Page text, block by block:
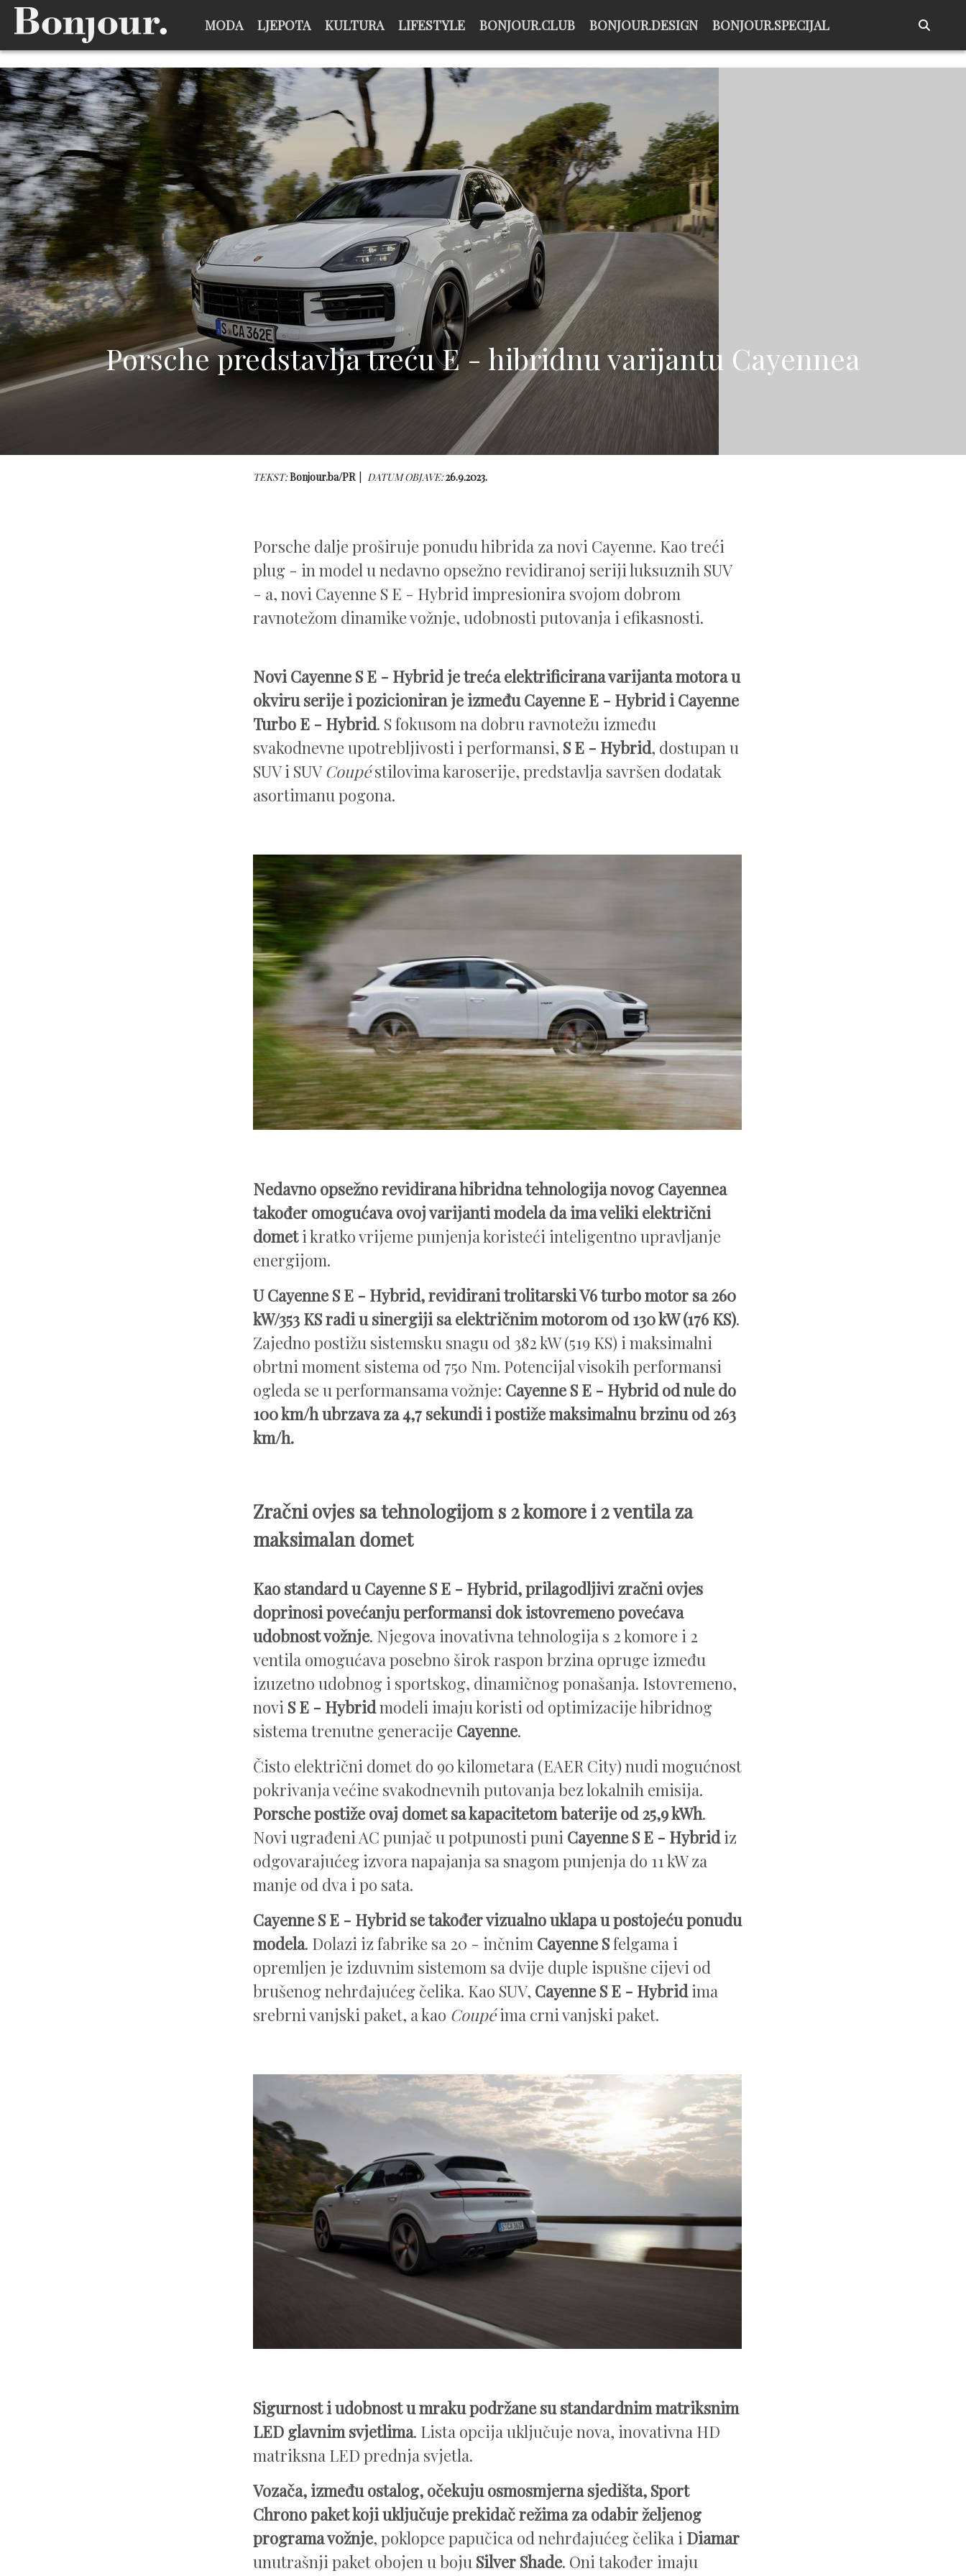
MODA LJEPOTA KULTURA LIFESTYLE BONJOUR.CLUB BONJOUR.DESIGN BONJOUR.SPECIJAL
Porsche predstavlja treću E - hibridnu varijantu Cayennea
TEKST:Bonjour.ba/PR DATUM OBJAVE:26.9.2023.
Porsche dalje proširuje ponudu hibrida za novi Cayenne. Kao treći
plug - in model u nedavno opsežno revidiranoj seriji luksuznih SUV
- a, novi Cayenne S E - Hybrid impresionira svojom dobrom
ravnotežom dinamike vožnje, udobnosti putovanja i efikasnosti.
Novi Cayenne S E - Hybrid je treća elektrificirana varijanta motora u
okviru serije i pozicioniran je između Cayenne E - Hybrid i Cayenne
Turbo E - Hybrid. S fokusom na dobru ravnotežu između
svakodnevne upotrebljivosti i performansi, S E - Hybrid, dostupan u
SUV i SUV Coupéstilovima karoserije, predstavlja savršen dodatak
asortimanu pogona.
Nedavno opsežno revidirana hibridna tehnologija novog Cayennea
također omogućava ovoj varijanti modela da ima veliki električni
dometi kratko vrijeme punjenja koristeći inteligentno upravljanje
energijom.
U Cayenne S E - Hybrid, revidirani trolitarski V6 turbo motor sa 260
kW/353 KS radi u sinergiji sa električnim motorom od 130 kW (176 KS).
Zajedno postižu sistemsku snagu od 382 kW (519 KS) i maksimalni
obrtni moment sistema od 750 Nm. Potencijal visokih performansi
ogleda se u performansama vožnje: Cayenne S E - Hybrid od nule do
100 km/h ubrzava za 4,7 sekundi i postiže maksimalnu brzinu od 263
km/h.
Zračni ovjes sa tehnologijom s 2 komore i 2 ventila za
maksimalan domet
Kao standard u Cayenne S E - Hybrid, prilagodljivi zračni ovjes
doprinosi povećanju performansi dok istovremeno povećava
udobnost vožnje. Njegova inovativna tehnologija s 2 komore i 2
ventila omogućava posebno širok raspon brzina opruge između
izuzetno udobnog i sportskog, dinamičnog ponašanja. Istovremeno,
novi S E - Hybridmodeli imaju koristi od optimizacije hibridnog
sistema trenutne generacije Cayenne.
Čisto električni domet do 90 kilometara (EAER City) nudi mogućnost
pokrivanja većine svakodnevnih putovanja bez lokalnih emisija.
Porsche postiže ovaj domet sa kapacitetom baterije od 25,9 kWh.
Novi ugrađeni AC punjač u potpunosti puni Cayenne S E - Hybridiz
odgovarajućeg izvora napajanja sa snagom punjenja do 11 kW za
manje od dva i po sata.
Cayenne S E - Hybrid se također vizualno uklapa u postojeću ponudu
modela. Dolazi iz fabrike sa 20 - inčnim Cayenne Sfelgama i
opremljen je izduvnim sistemom sa dvije duple ispušne cijevi od
brušenog nehrđajućeg čelika. Kao SUV, Cayenne S E - Hybridima
srebrni vanjski paket, a kao Coupéima crni vanjski paket.
Sigurnost i udobnost u mraku podržane su standardnim matriksnim
LED glavnim svjetlima. Lista opcija uključuje nova, inovativna HD
matriksna LED prednja svjetla.
Vozača, između ostalog, očekuju osmosmjerna sjedišta, Sport
Chrono paket koji uključuje prekidač režima za odabir željenog
programa vožnje, poklopce papučica od nehrđajućeg čelika i Diamar
unutrašnji paket obojen u boju Silver Shade. Oni također imaju